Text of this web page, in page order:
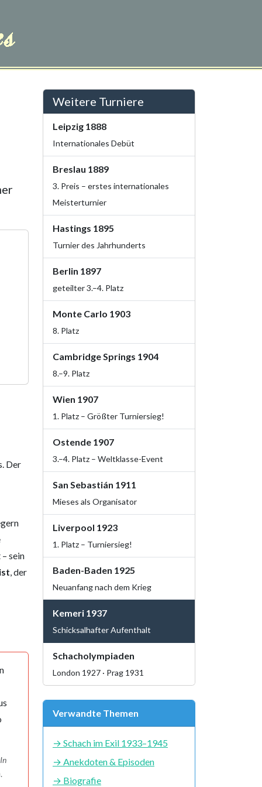
Der
sein
, der
Weitere Turniere
Leipzig 1888
Internationales Debüt
Breslau 1889
3. Preis – erstes internationales
Meisterturnier
Hastings 1895
Turnier des Jahrhunderts
Berlin 1897
geteilter 3.–4. Platz
Monte Carlo 1903
8. Platz
Cambridge Springs 1904
8.–9. Platz
Wien 1907
1. Platz – Größter Turniersieg!
Ostende 1907
3.–4. Platz – Weltklasse-Event
San Sebastián 1911
Mieses als Organisator
Liverpool 1923
1. Platz – Turniersieg!
Baden-Baden 1925
Neuanfang nach dem Krieg
Kemeri 1937
Schicksalhafter Aufenthalt
Schacholympiaden
London 1927 · Prag 1931
Verwandte Themen
→ Schach im Exil 1933–1945
→ Anekdoten & Episoden
→ Biografie